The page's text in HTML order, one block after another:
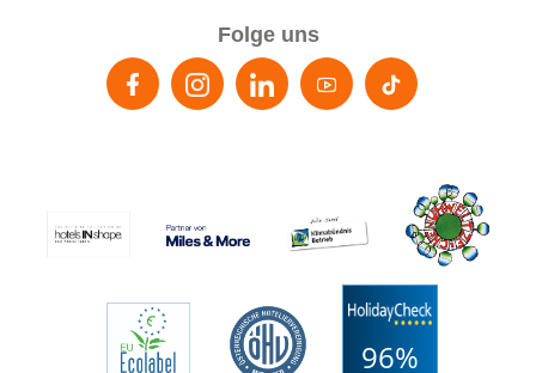
Folge uns
96%